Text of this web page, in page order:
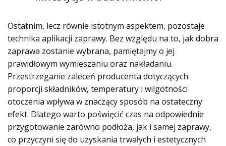
Ostatnim, lecz równie istotnym aspektem, pozostaje
technika aplikacji zaprawy. Bez względu na to, jak dobra
zaprawa zostanie wybrana, pamiętajmy o jej
prawidłowym wymieszaniu oraz nakładaniu.
Przestrzeganie zaleceń producenta dotyczących
proporcji składników, temperatury i wilgotności
otoczenia wpływa w znaczący sposób na ostateczny
efekt. Dlatego warto poświęcić czas na odpowiednie
przygotowanie zarówno podłoża, jak i samej zaprawy,
co przyczyni się do uzyskania trwałych i estetycznych